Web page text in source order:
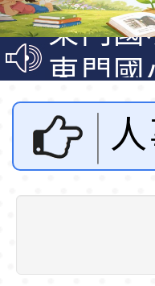
資賦優
東門
梯特
公告(
東門
梯特教
公告(
特殊教
明手
轉知臺
走」
員健
清華